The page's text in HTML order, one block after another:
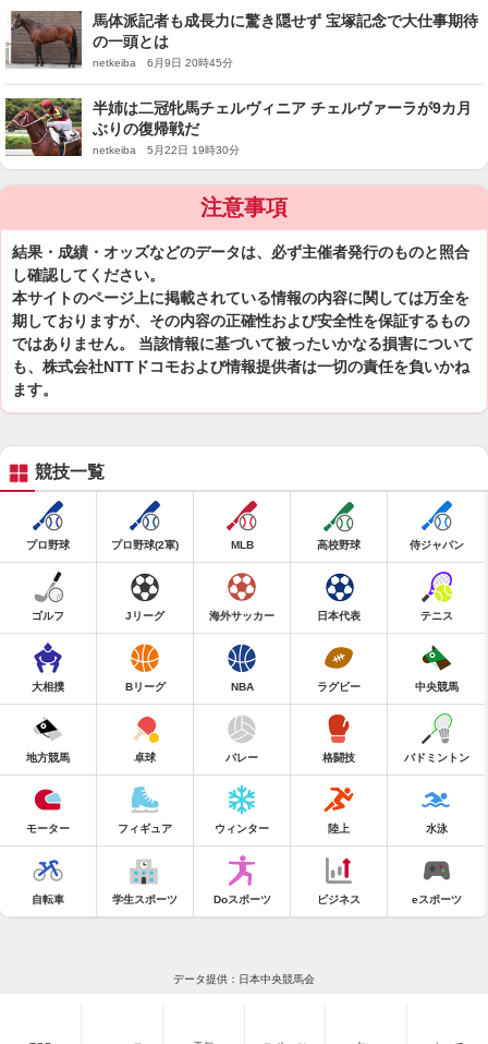
馬体派記者も成長力に驚き隠せず 宝塚記念で大仕事期待
の一頭とは
netkeiba 6月9日 20時45分
半姉は二冠牝馬チェルヴィニア チェルヴァーラが9カ月
ぶりの復帰戦だ
netkeiba 5月22日 19時30分
注意事項
結果・成績・オッズなどのデータは、必ず主催者発行のものと照合
し確認してください。
本サイトのページ上に掲載されている情報の内容に関しては万全を
期しておりますが、その内容の正確性および安全性を保証するもの
ではありません。 当該情報に基づいて被ったいかなる損害について
も、株式会社NTTドコモおよび情報提供者は一切の責任を負いかね
ます。
競技一覧
プロ野球 プロ野球(2軍) MLB 高校野球 侍ジャパン
ゴルフ Jリーグ 海外サッカー 日本代表 テニス
大相撲 Bリーグ NBA ラグビー 中央競馬
地方競馬 卓球 バレー 格闘技 バドミントン
モーター フィギュア ウィンター 陸上 水泳
自転車 学生スポーツ Doスポーツ ビジネス eスポーツ
データ提供：日本中央競馬会